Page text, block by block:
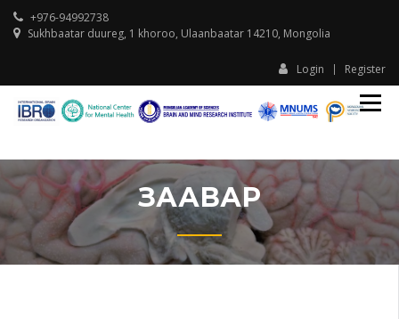
+976-94992738
Sukhbaatar duureg, 1 khoroo, Ulaanbaatar 14210, Mongolia
Login Register
ЗААВАР